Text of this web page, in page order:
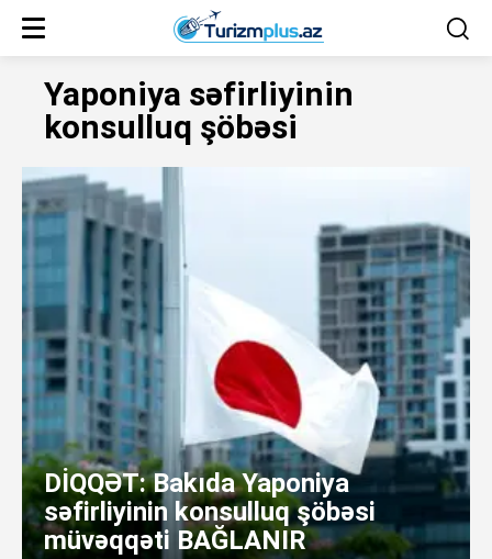
Yaponiya səfirliyinin
konsulluq şöbəsi
DİQQƏT: Bakıda Yaponiya
səfirliyinin konsulluq şöbəsi
müvəqqəti BAĞLANIR